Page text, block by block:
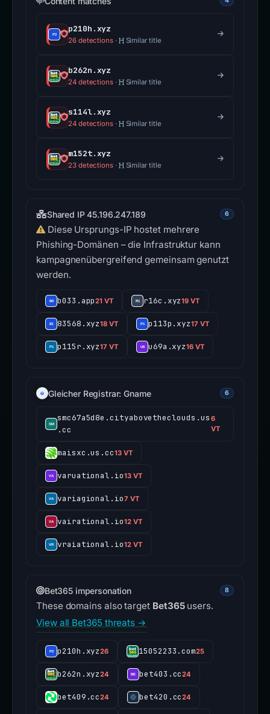
p210h.xyz
26 detections· Similar title
b262n.xyz
24 detections· Similar title
s114l.xyz
24 detections· Similar title
m152t.xyz
23 detections· Similar title
Shared IP 45.196.247.189 6
Diese Ursprungs-IP hostet mehrere
Phishing-Domänen – die Infrastruktur kann
kampagnenübergreifend gemeinsam genutzt
werden.
b033.app21 VT r16c.xyz19 VT
83568.xyz18 VT p113p.xyz17 VT
p115r.xyz17 VT u69a.xyz16 VT
Gleicher Registrar: Gname 6
smc67a5d8e.cityabovetheclouds.us
.cc
6
VT
maisxc.us.cc13 VT
varuational.io13 VT
variagional.io7 VT
vairational.io12 VT
vraiational.io12 VT
Bet365 impersonation 8
These domains also target Bet365users.
View all Bet365 threats →
p210h.xyz26 15052233.com25
b262n.xyz24 bet403.cc24
bet409.cc24 bet420.cc24